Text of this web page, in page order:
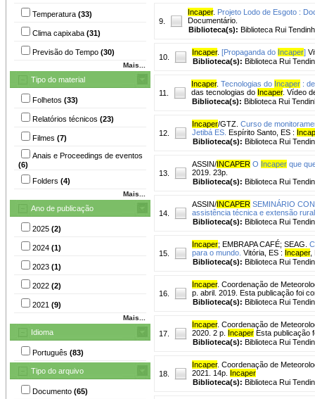
Temperatura (33)
Clima capixaba (31)
Previsão do Tempo (30)
Mais...
Tipo do material
Folhetos (33)
Relatórios técnicos (23)
Filmes (7)
Anais e Proceedings de eventos
(6)
Folders (4)
Mais...
Ano de publicação
2025 (2)
2024 (1)
2023 (1)
2022 (2)
2021 (9)
Mais...
Idioma
Português (83)
Tipo do arquivo
Documento (65)
9.
Incaper. Projeto Lodo de Esgoto :
Documentário.
Biblioteca(s): Biblioteca Rui
10.
Incaper. [Propaganda do Incaper]
Biblioteca(s): Biblioteca Rui
11.
Incaper. Tecnologias do Incaper :
das tecnologias do Incaper. Vídeo
Biblioteca(s): Biblioteca Rui
12.
Incaper/GTZ. Curso de
Jetibá ES. Espírito Santo, ES :
Biblioteca(s): Biblioteca Rui
13.
ASSIN/INCAPER O Incaper que
2019. 23p.
Biblioteca(s): Biblioteca Rui
14.
ASSIN/INCAPER SEMINÁRIO
assistência técnica e extensão
Biblioteca(s): Biblioteca Rui
15.
Incaper; EMBRAPA CAFÉ; SEAG.
para o mundo. Vitória, ES : Incaper,
Biblioteca(s): Biblioteca Rui
16.
Incaper. Coordenação de
p. abril. 2019. Esta publicação foi
Biblioteca(s): Biblioteca Rui
17.
Incaper. Coordenação de
2020. 2 p. Incaper Esta publicação
Biblioteca(s): Biblioteca Rui
18.
Incaper. Coordenação de
2021. 14p. Incaper
Biblioteca(s): Biblioteca Rui